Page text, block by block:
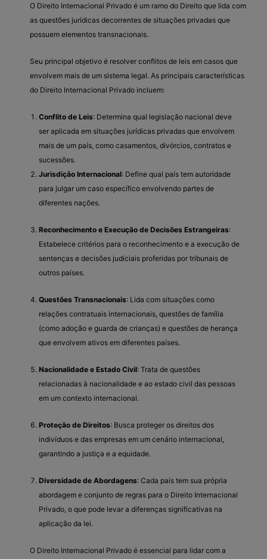
O Direito Internacional Privado é um ramo do Direito que lida com
as questões jurídicas decorrentes de situações privadas que
possuem elementos transnacionais.
Seu principal objetivo é resolver conflitos de leis em casos que
envolvem mais de um sistema legal. As principais características
do Direito Internacional Privado incluem:
Conflito de Leis: Determina qual legislação nacional deve
ser aplicada em situações jurídicas privadas que envolvem
mais de um país, como casamentos, divórcios, contratos e
sucessões.
Jurisdição Internacional: Define qual país tem autoridade
para julgar um caso específico envolvendo partes de
diferentes nações.
Reconhecimento e Execução de Decisões Estrangeiras:
Estabelece critérios para o reconhecimento e a execução de
sentenças e decisões judiciais proferidas por tribunais de
outros países.
Questões Transnacionais: Lida com situações como
relações contratuais internacionais, questões de família
(como adoção e guarda de crianças) e questões de herança
que envolvem ativos em diferentes países.
Nacionalidade e Estado Civil: Trata de questões
relacionadas à nacionalidade e ao estado civil das pessoas
em um contexto internacional.
Proteção de Direitos: Busca proteger os direitos dos
indivíduos e das empresas em um cenário internacional,
garantindo a justiça e a equidade.
Diversidade de Abordagens: Cada país tem sua própria
abordagem e conjunto de regras para o Direito Internacional
Privado, o que pode levar a diferenças significativas na
aplicação da lei.
O Direito Internacional Privado é essencial para lidar com a